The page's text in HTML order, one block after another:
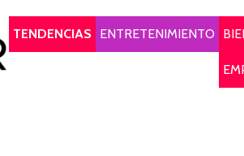
TENDENCIAS
ENTRETENIMIENTO